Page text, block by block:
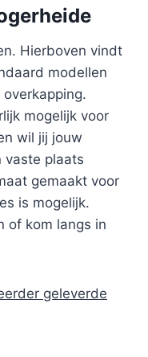
Hierboven vindt
modellen
mogelijk voor
wil jij jouw
vaste plaats
gemaakt voor
is mogelijk.
of kom langs in
geleverde